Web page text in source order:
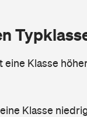
eine Klasse
Klasse